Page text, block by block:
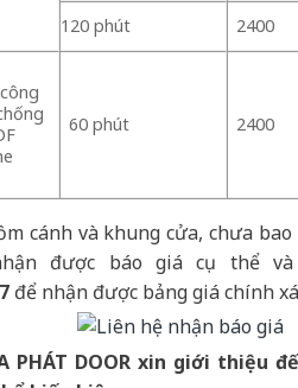
120 phút 2400
60 phút 2400
cánh và khung cửa, chưa
được báo giá cụ thể
để nhận được bảng giá chính
PHÁT DOOR xin giới thiệu